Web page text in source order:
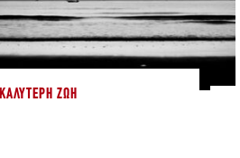
ΚΑΛΎΤΕΡΗ ΖΩΉ